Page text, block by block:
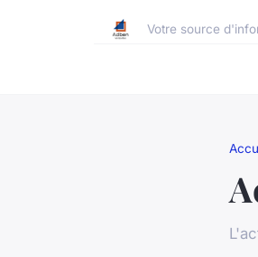
Votre source